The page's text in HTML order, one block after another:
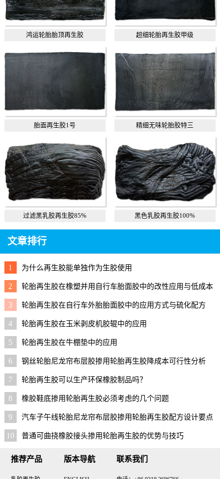
鸿运轮胎胎顶再生胶 超细轮胎再生胶甲级
胎面再生胶1号 精细无味轮胎胶特三
过滤黑乳胶再生胶85% 黑色乳胶再生胶100%
文章排行
1 为什么再生胶能单独作为生胶使用
2
轮胎再生胶在橡塑并用自行车胎面胶中的改性应用与低成本
配方
3 轮胎再生胶在自行车外胎胎面胶中的应用方式与硫化配方
4 轮胎再生胶在玉米剥皮机胶辊中的应用
5 轮胎再生胶在牛棚垫中的应用
6 钢丝轮胎尼龙帘布层胶掺用轮胎再生胶降成本可行性分析
7 轮胎再生胶可以生产环保橡胶制品吗？
8 橡胶鞋底掺用轮胎再生胶必须考虑的几个问题
9
汽车子午线轮胎尼龙帘布层胶掺用轮胎再生胶配方设计要点
与实用配方
10 普通可曲挠橡胶接头掺用轮胎再生胶的优势与技巧
推荐产品 版本导航 联系我们